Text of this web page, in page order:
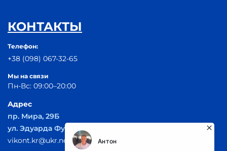
КОНТАКТЫ
Телефон:
+38 (098) 067-32-65
Мы на связи
Пн-Вс: 09:00–20:00
Адрес
пр. Мира, 29Б
ул. Эдуарда Фукса 55
vikont.kr@ukr.net